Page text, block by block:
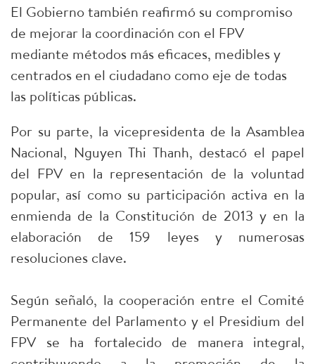
El Gobierno también reafirmó su compromiso
de mejorar la coordinación con el FPV
mediante métodos más eficaces, medibles y
centrados en el ciudadano como eje de todas
las políticas públicas.
Por su parte, la vicepresidenta de la Asamblea
Nacional, Nguyen Thi Thanh, destacó el papel
del FPV en la representación de la voluntad
popular, así como su participación activa en la
enmienda de la Constitución de 2013 y en la
elaboración de 159 leyes y numerosas
resoluciones clave.
Según señaló, la cooperación entre el Comité
Permanente del Parlamento y el Presidium del
FPV se ha fortalecido de manera integral,